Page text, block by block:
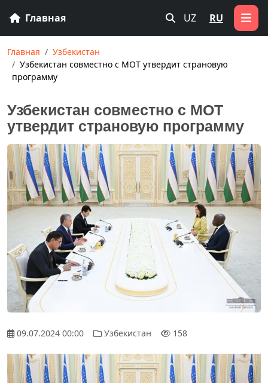
Главная UZ RU
Главная
Узбекистан
Узбекистан совместно с МОТ утвердит страновую
программу
Узбекистан совместно с МОТ
утвердит страновую программу
09.07.2024 00:00 Узбекистан 158